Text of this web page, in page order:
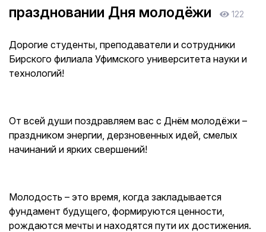
праздновании Дня молодёжи
122
Дорогие студенты, преподаватели и сотрудники
Бирского филиала Уфимского университета науки и
технологий!
От всей души поздравляем вас с Днём молодёжи –
праздником энергии, дерзновенных идей, смелых
начинаний и ярких свершений!
Молодость – это время, когда закладывается
фундамент будущего, формируются ценности,
рождаются мечты и находятся пути их достижения.